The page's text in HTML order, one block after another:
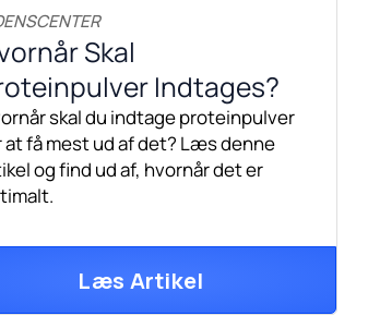
Skal
Indtages?
skal du indtage proteinpulver
at få mest ud af det? Læs denne
og find ud af, hvornår det er
Læs Artikel